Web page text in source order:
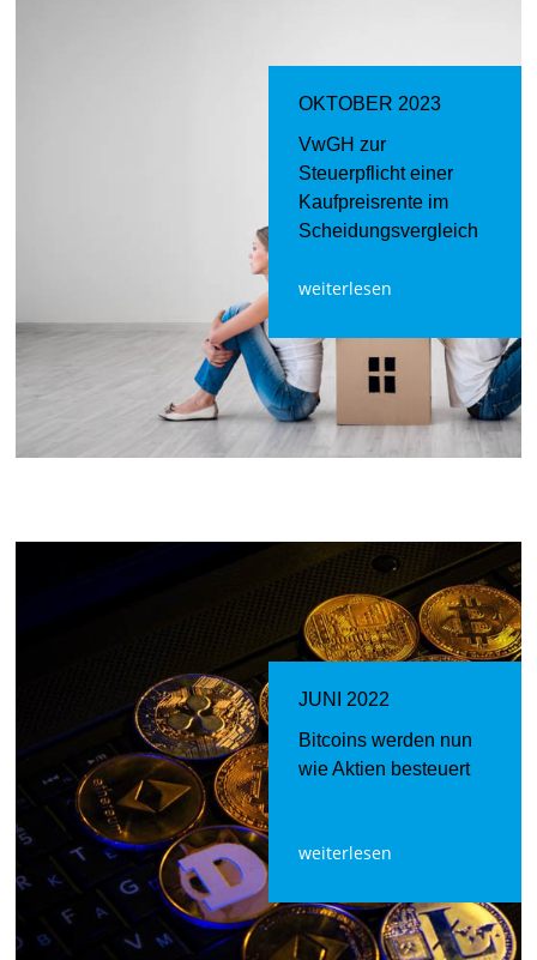
OKTOBER 2023
VwGH zur
Steuerpflicht einer
Kaufpreisrente im
Scheidungsvergleich
weiterlesen
JUNI 2022
Bitcoins werden nun
wie Aktien besteuert
weiterlesen